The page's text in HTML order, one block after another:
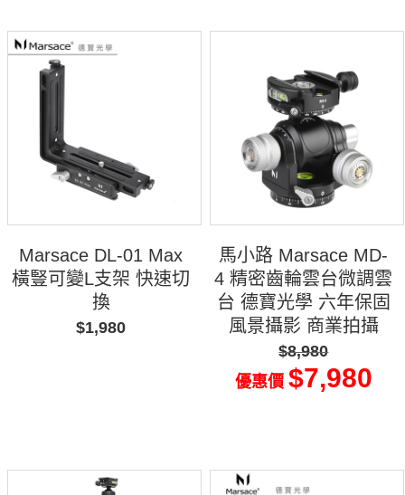
Marsace DL-01 Max
橫豎可變L支架 快速切
換
$1,980
馬小路 Marsace MD-
4 精密齒輪雲台微調雲
台 德寶光學 六年保固
風景攝影 商業拍攝
$8,980
優惠價 $7,980